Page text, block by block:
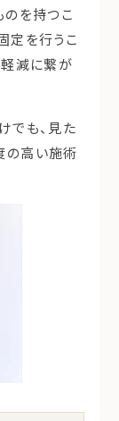
のを持つこ
定を行うこ
軽減に繋が
でも、見た
の高い施術